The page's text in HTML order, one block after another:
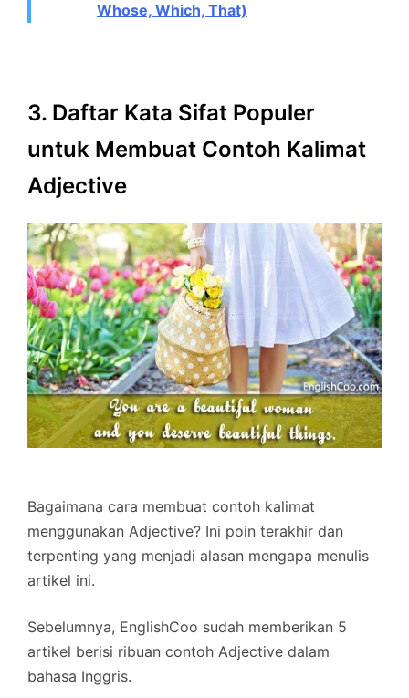
Whose, Which, That)
3. Daftar Kata Sifat Populer
untuk Membuat Contoh Kalimat
Adjective
Bagaimana cara membuat contoh kalimat
menggunakan Adjective? Ini poin terakhir dan
terpenting yang menjadi alasan mengapa menulis
artikel ini.
Sebelumnya, EnglishCoo sudah memberikan 5
artikel berisi ribuan contoh Adjective dalam
bahasa Inggris.